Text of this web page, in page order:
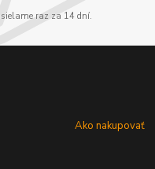
raz za 14 dní.
Ako nakupovať